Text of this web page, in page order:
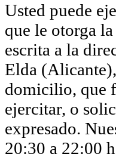
Usted puede
que le otorga
escrita a la
Elda
domicilio, que
ejercitar, o
expresado.
20:30 a 22:00